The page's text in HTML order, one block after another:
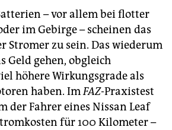
– vor allem bei flotter
im Gebirge – scheinen das
Stromer zu sein. Das wiederum
Geld gehen, obgleich
höhere Wirkungsgrade als
haben. ImFAZ-Praxistest
der Fahrer eines Nissan Leaf
für 100 Kilometer –